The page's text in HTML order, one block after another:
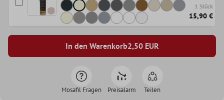
1 Stück
15,90 €
In den Warenkorb2,50EUR
Mosafil Fragen Preisalarm Teilen